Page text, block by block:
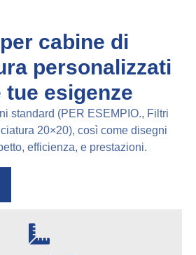
cabine di
personalizzati
tue esigenze
standard (PER ESEMPIO., Filtri
20×20), così come disegni
efficienza, e prestazioni.